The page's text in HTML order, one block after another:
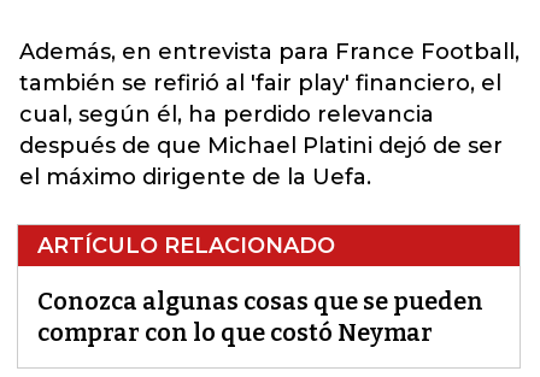
Además, en entrevista para France Football,
también se refirió al 'fair play' financiero, el
cual, según él, ha perdido relevancia
después de que Michael Platini dejó de ser
el máximo dirigente de la Uefa.
ARTÍCULO RELACIONADO
Conozca algunas cosas que se pueden
comprar con lo que costó Neymar